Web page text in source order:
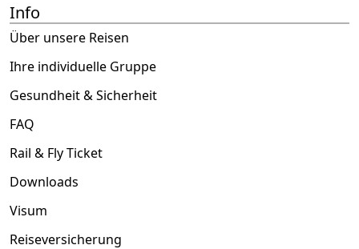
Info
Über unsere Reisen
Ihre individuelle Gruppe
Gesundheit & Sicherheit
FAQ
Rail & Fly Ticket
Downloads
Visum
Reiseversicherung